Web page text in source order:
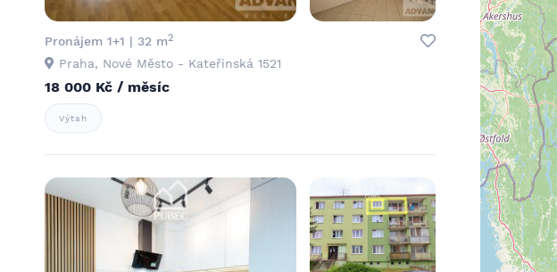
Pronájem 1+1 | 32 m2
Praha, Nové Město - Kateřinská 1521
18 000 Kč / měsíc
Výtah